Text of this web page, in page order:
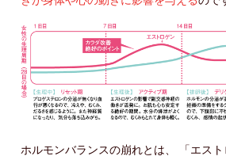
ホルモンバランスの崩れとは、 「エス